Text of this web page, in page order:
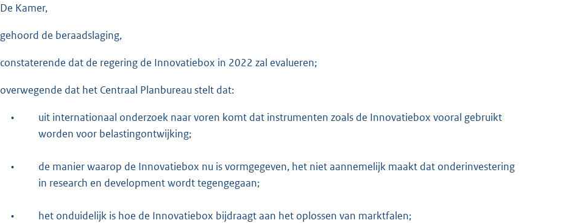
3
K
De Kamer,
gehoord de beraadslaging,
constaterende dat de regering de Innovatiebox in 2022 zal evalueren;
overwegende dat het Centraal Planbureau stelt dat:
•
uit internationaal onderzoek naar voren komt dat instrumenten zoals de Innovatiebox vooral gebruikt
worden voor belastingontwijking;
•
de manier waarop de Innovatiebox nu is vormgegeven, het niet aannemelijk maakt dat onderinvestering
in research en development wordt tegengegaan;
• het onduidelijk is hoe de Innovatiebox bijdraagt aan het oplossen van marktfalen;